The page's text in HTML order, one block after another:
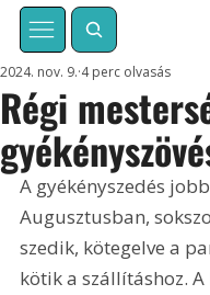
Régi
2024. nov. 9. 4 perc olvasás
A gyékényszedés
Augusztusban,
szedik, kötegelve a
kötik a szállításhoz.